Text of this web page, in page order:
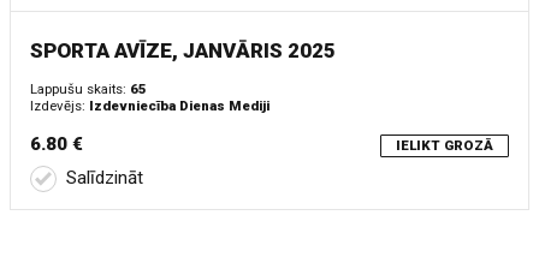
SPORTA AVĪZE, JANVĀRIS 2025
Lappušu skaits: 65
Izdevējs: Izdevniecība Dienas Mediji
6.80 € IELIKT GROZĀ
Salīdzināt